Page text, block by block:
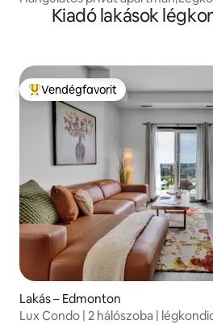
Mall|UofA|WhyteAve
Kiadó lakások
Kiemelt vendégfavorit
Vendégfavorit
Lakás – Edmonton
Lux Condo | 2 hálószoba |